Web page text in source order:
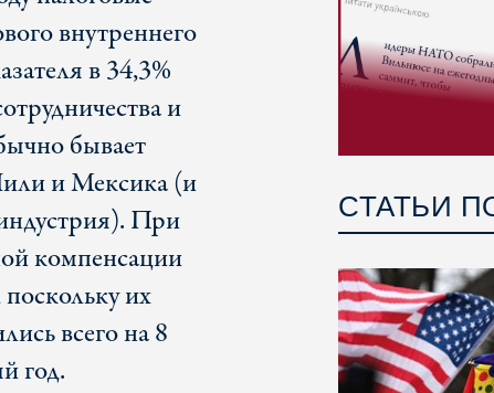
внутреннего
в 34,3%
и
бывает
и Мексика (и
При
компенсации
их
всего на 8
год.
СТАТЬИ